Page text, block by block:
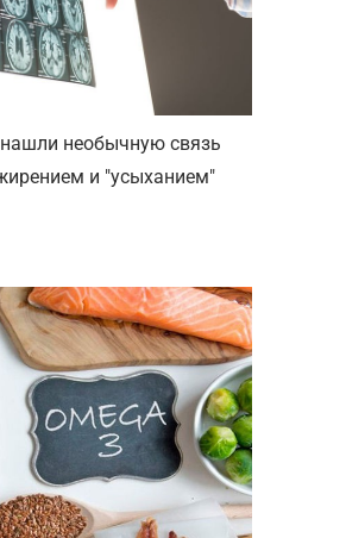
необычную связь
и "усыханием"